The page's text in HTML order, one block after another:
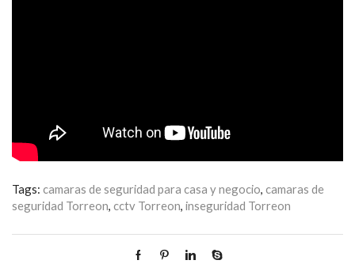
Tags: camaras de seguridad para casa y negocio camaras de
seguridad Torreon cctv Torreon inseguridad Torreon